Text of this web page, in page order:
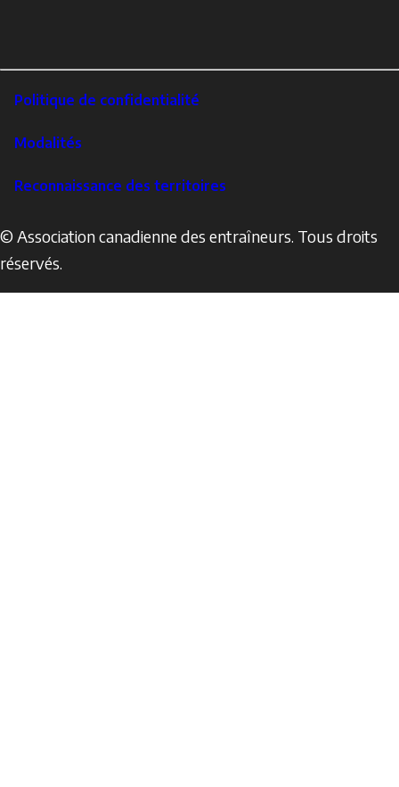
Footer
Corporate
Politique de confidentialité
Modalités
Reconnaissance des territoires
© Association canadienne des entraîneurs. Tous droits
réservés.